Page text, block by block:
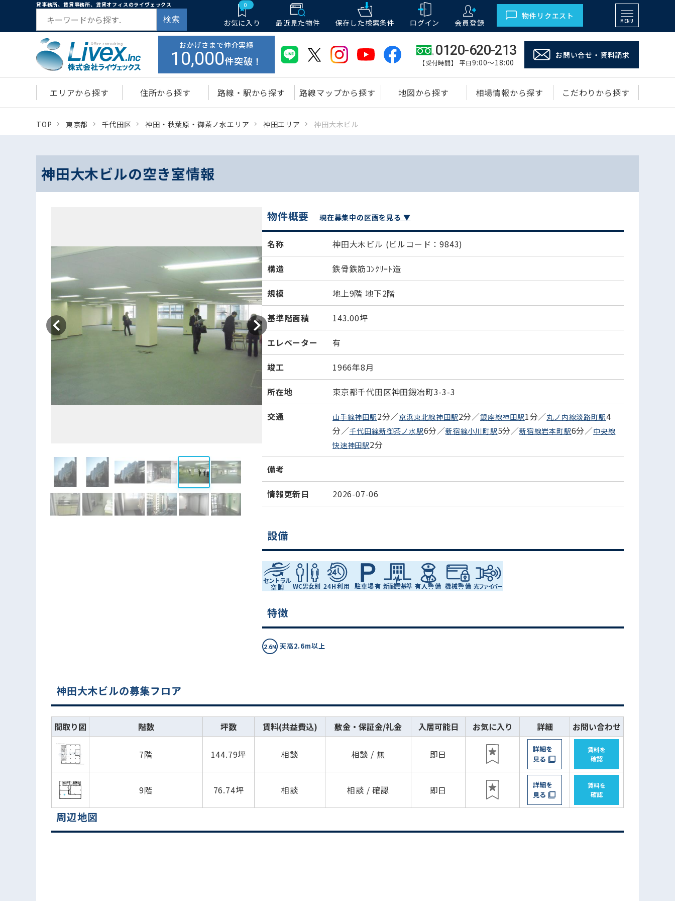
貸事務所、賃貸事務所、賃貸オフィスのライヴェックス
検索
0
お気に入り 最近見た物件 保存した検索条件 ログイン 会員登録
物件リクエスト
MENU
おかげさまで仲介実績
10,000件突破！
0120-620-213
【受付時間】 平日9:00～18:00
お問い合せ・資料請求
エリアから探す 住所から探す 路線・駅から探す 路線マップから探す 地図から探す 相場情報から探す こだわりから探す
TOP 東京都 千代田区 神田・秋葉原・御茶ノ水エリア 神田エリア 神田大木ビル
神田大木ビルの空き室情報
物件概要 現在募集中の区画を見る ▼
名称 神田大木ビル (ビルコード：9843)
構造 鉄骨鉄筋ｺﾝｸﾘｰﾄ造
規模 地上9階 地下2階
基準階面積 143.00坪
エレベーター 有
竣工 1966年8月
所在地 東京都千代田区神田鍛冶町3-3-3
交通 山手線神田駅2分／京浜東北線神田駅2分／銀座線神田駅1分／丸ノ内線淡路町駅4
分／千代田線新御茶ノ水駅6分／新宿線小川町駅5分／新宿線岩本町駅6分／中央線
快速神田駅2分
備考
情報更新日 2026-07-06
設備
特徴
天高2.6m以上
神田大木ビルの募集フロア
間取り図 階数 坪数 賃料(共益費込) 敷金・保証金/礼金 入居可能日 お気に入り 詳細 お問い合わせ
7階 144.79坪 相談 相談 / 無 即日
詳細を
見る
賃料を
確認
9階 76.74坪 相談 相談 / 確認 即日
詳細を
見る
賃料を
確認
周辺地図